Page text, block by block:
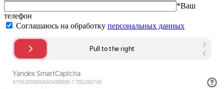
*Ваш
телефон
Соглашаюсь на обработку персональных данных